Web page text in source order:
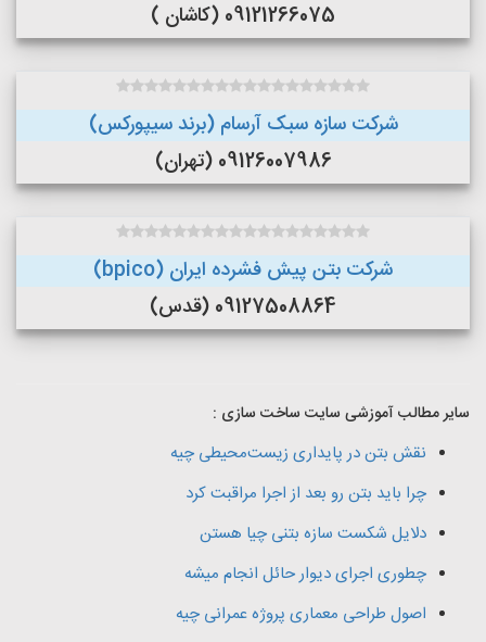
09121266075 (کاشان )
شرکت سازه سبک آرسام (برند سیپورکس)
09126007986 (تهران)
شرکت بتن پیش فشرده ایران (bpico)
09127508864 (قدس)
سایر مطالب آموزشی سایت ساخت سازی :
نقش بتن در پایداری زیست‌محیطی چیه
چرا باید بتن رو بعد از اجرا مراقبت کرد
دلایل شکست سازه بتنی چیا هستن
چطوری اجرای دیوار حائل انجام میشه
اصول طراحی معماری پروژه عمرانی چیه